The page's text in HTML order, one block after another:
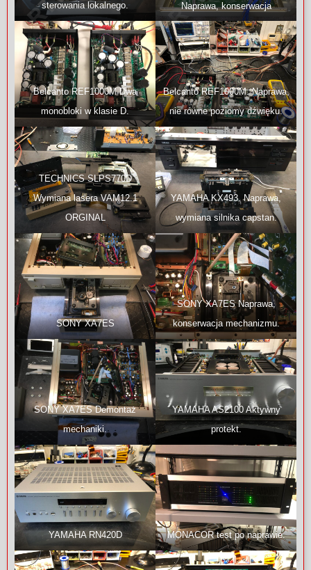
sterowania lokalnego.
Naprawa, konserwacja
przełączników, potencjometrów.
Belcanto REF1000M Dwa
monobloki w klasie D.
Belcanto REF1000M. Naprawa,
nie równe poziomy dźwięku.
TECHNICS SLPS770D
Wymiana lasera VAM12.1
ORGINAL
YAMAHA KX493. Naprawa,
wymiana silnika capstan.
SONY XA7ES
SONY XA7ES Naprawa,
konserwacja mechanizmu.
SONY XA7ES Demontaż
mechaniki.
YAMAHA AS2100 Aktywny
protekt.
YAMAHA RN420D MONACOR test po naprawie.